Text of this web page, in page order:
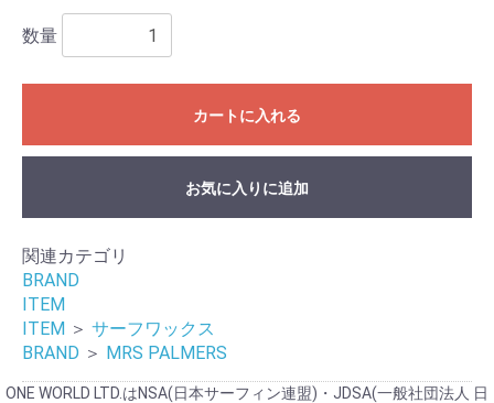
数量
カートに入れる
お気に入りに追加
関連カテゴリ
BRAND
ITEM
ITEM ＞ サーフワックス
BRAND ＞ MRS PALMERS
ONE WORLD LTD.はNSA(日本サーフィン連盟)・JDSA(一般社団法人 日